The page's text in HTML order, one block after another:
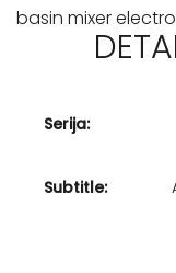
basin mixer
Serija:
Subtitle: